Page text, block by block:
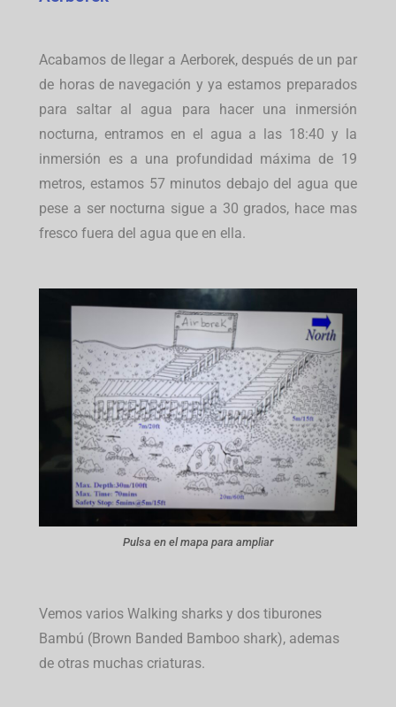
Acabamos de llegar a Aerborek, después de un par
de horas de navegación y ya estamos preparados
para saltar al agua para hacer una inmersión
nocturna, entramos en el agua a las 18:40 y la
inmersión es a una profundidad máxima de 19
metros, estamos 57 minutos debajo del agua que
pese a ser nocturna sigue a 30 grados, hace mas
fresco fuera del agua que en ella.
Pulsa en el mapa para ampliar
Vemos varios Walking sharks y dos tiburones
Bambú (Brown Banded Bamboo shark), ademas
de otras muchas criaturas.